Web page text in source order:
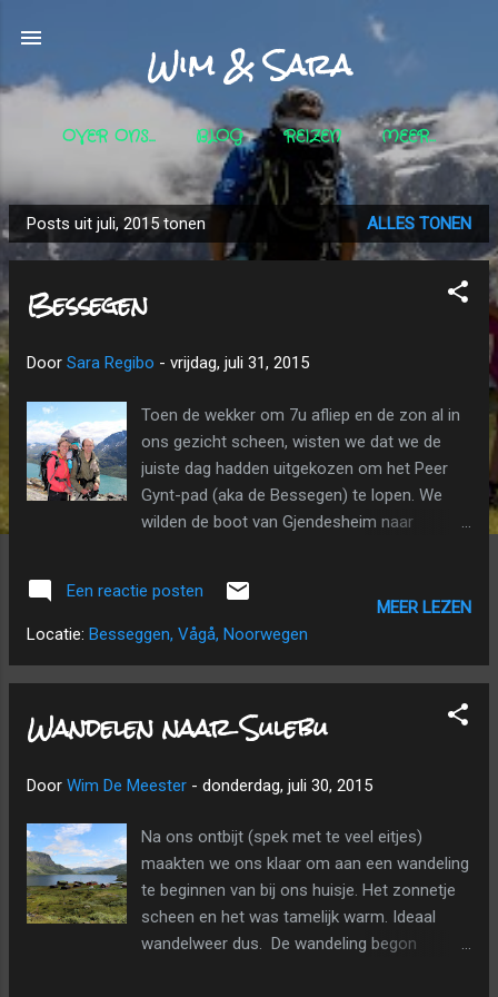
Wim & Sara
OVER ONS... BLOG REIZEN MEER…
P
o
Posts uit juli, 2015 tonen ALLES TONEN
Bessegen
Door Sara Regibo - vrijdag, juli 31, 2015
Toen de wekker om 7u afliep en de zon al in
ons gezicht scheen, wisten we dat we de
juiste dag hadden uitgekozen om het Peer
Gynt-pad (aka de Bessegen) te lopen. We
wilden de boot van Gjendesheim naar
opstaan, Lotte vlug een flesje geven, zelf
eten op weg van de keuken naar de auto,...
naaldbossen en meren onderweg konden we
(nog) niet genieten ('s avonds wel), daarvoor
waren we te fel gehaast en bovendien werd
daarna weer haar vrolijke zelf! Waar we
hadden, was dat het zo druk zou zijn.
Iederéén leek wel de Bessegen-graat over te
willen vandaag! Parkeren moesten we dus
2km voor de aanlegkade (en er reed een
shuttlebusje heen en weer). Toen we tickets
Een reactie posten
Locatie: Besseggen, Vågå, Noorwegen
MEER LEZEN
Wandelen naar Sulebu
Door Wim De Meester - donderdag, juli 30, 2015
Na ons ontbijt (spek met te veel eitjes)
maakten we ons klaar om aan een wandeling
te beginnen van bij ons huisje. Het zonnetje
scheen en het was tamelijk warm. Ideaal
wandelweer dus. De wandeling begon